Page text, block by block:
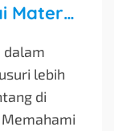
Kelebihan Granit Sebagai Material Lantai
lebih
di